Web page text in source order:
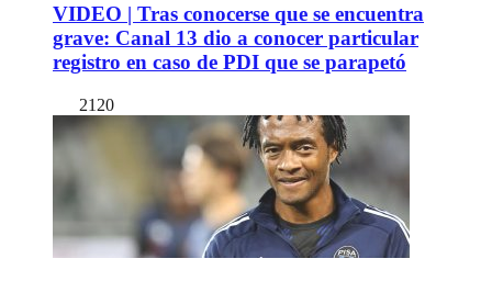
VIDEO | Tras conocerse que se encuentra
grave: Canal 13 dio a conocer particular
registro en caso de PDI que se parapetó
2120